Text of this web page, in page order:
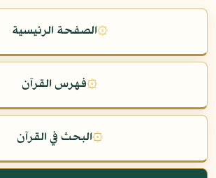
۞الصفحة الرئيسية
۞فهرس القرآن
۞البحث في القرآن